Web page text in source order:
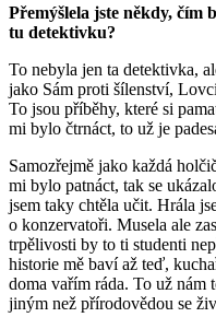
Přemýšlela jste někdy, čím
tu detektivku?
To nebyla jen ta detektivka,
jako Sám proti šílenství,
To jsou příběhy, které si
mi bylo čtrnáct, to už je
Samozřejmě jako každá
mi bylo patnáct, tak se
jsem taky chtěla učit. Hrála
o konzervatoři. Musela ale
trpělivosti by to ti studenti
historie mě baví až teď,
doma vařím ráda. To už nám
jiným než přírodovědou se